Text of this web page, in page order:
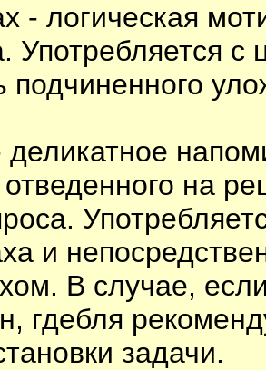
- логическая
Употребляется
подчиненного
деликатное
на
и
В случае,
гдебля
задачи.